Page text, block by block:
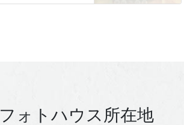
フォトハウス所在地